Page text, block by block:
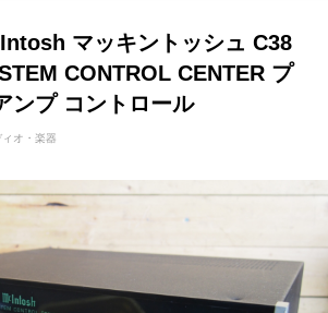
マッキントッシュ C38
CONTROL CENTER プ
ンプ コントロール
ィオ・楽器